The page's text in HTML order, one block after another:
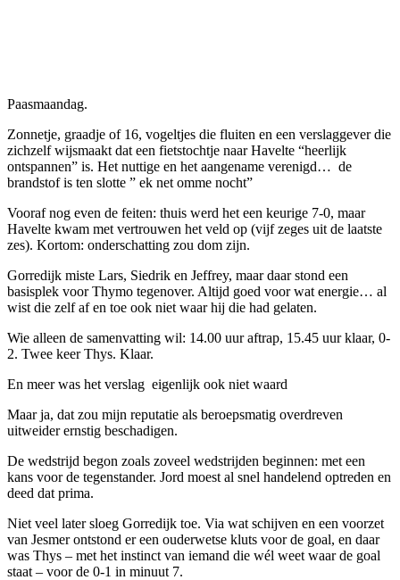
Paasmaandag.
Zonnetje, graadje of 16, vogeltjes die fluiten en een verslaggever die
zichzelf wijsmaakt dat een fietstochtje naar Havelte “heerlijk
ontspannen” is. Het nuttige en het aangename verenigd… de
brandstof is ten slotte ” ek net omme nocht”
Vooraf nog even de feiten: thuis werd het een keurige 7-0, maar
Havelte kwam met vertrouwen het veld op (vijf zeges uit de laatste
zes). Kortom: onderschatting zou dom zijn.
Gorredijk miste Lars, Siedrik en Jeffrey, maar daar stond een
basisplek voor Thymo tegenover. Altijd goed voor wat energie… al
wist die zelf af en toe ook niet waar hij die had gelaten.
Wie alleen de samenvatting wil: 14.00 uur aftrap, 15.45 uur klaar, 0-
2. Twee keer Thys. Klaar.
En meer was het verslag eigenlijk ook niet waard
Maar ja, dat zou mijn reputatie als beroepsmatig overdreven
uitweider ernstig beschadigen.
De wedstrijd begon zoals zoveel wedstrijden beginnen: met een
kans voor de tegenstander. Jord moest al snel handelend optreden en
deed dat prima.
Niet veel later sloeg Gorredijk toe. Via wat schijven en een voorzet
van Jesmer ontstond er een ouderwetse kluts voor de goal, en daar
was Thys – met het instinct van iemand die wél weet waar de goal
staat – voor de 0-1 in minuut 7.